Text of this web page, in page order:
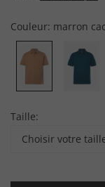
Couleur: marron
Taille:
Choisir votre